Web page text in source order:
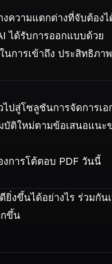
งความแตกต่างที่จับต้อง
ได้รับการออกแบบด้วย
การเข้าถึง ประสิทธิภา
ปสู่โซลูชันการจัดการเอ
บัติใหม่ตามข้อเสนอแนะ
การโต้ตอบ PDF วันนี้
งขึ้นได้อย่างไร ร่วมกัน
ขึ้น